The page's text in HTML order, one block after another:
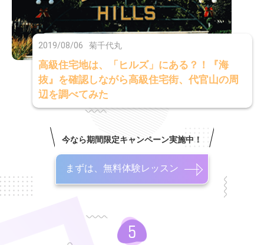
2019/08/06 菊千代丸
高級住宅地は、「ヒルズ」にある？！『海
抜』を確認しながら高級住宅街、代官山の周
辺を調べてみた
今なら期間限定キャンペーン実施中！
まずは、無料体験レッスン